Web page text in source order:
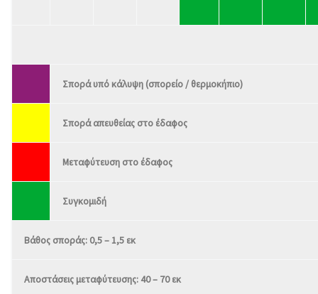
Σπορά υπό κάλυψη (σπορείο / θερμοκήπιο)
Σπορά απευθείας στο έδαφος
Μεταφύτευση στο έδαφος
Συγκομιδή
Βάθος σποράς: 0,5 – 1,5 εκ
Αποστάσεις μεταφύτευσης: 40 – 70 εκ